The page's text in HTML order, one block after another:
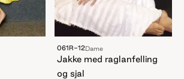
061R-12Dame
Jakke med raglanfelling
og sjal